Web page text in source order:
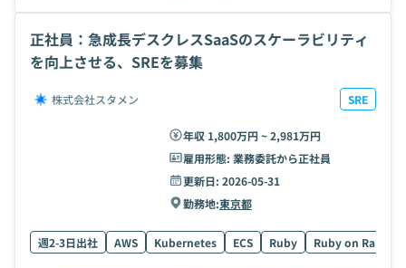
正社員：急成長デスクレスSaaSのスケーラビリティ
を向上させる、SREを募集
株式会社スタメン SRE
年収 1,800万円 ~ 2,981万円
雇用形態: 業務委託から正社員
更新日: 2026-05-31
勤務地:東京都
週2-3日出社 AWS Kubernetes ECS Ruby Ruby on Rails